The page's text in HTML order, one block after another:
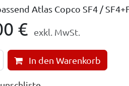
Atlas Copco SF4 /
€ exkl. MwSt.
In den Warenkorb